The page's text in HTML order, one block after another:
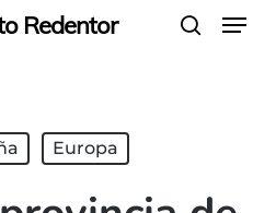
Redentor Menu
Europa